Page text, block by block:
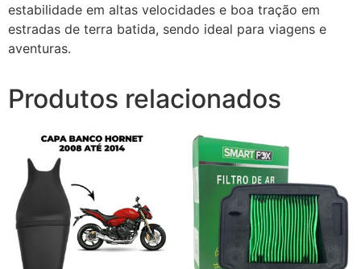
estabilidade em altas velocidades e boa tração em
estradas de terra batida, sendo ideal para viagens e
aventuras.
Produtos relacionados